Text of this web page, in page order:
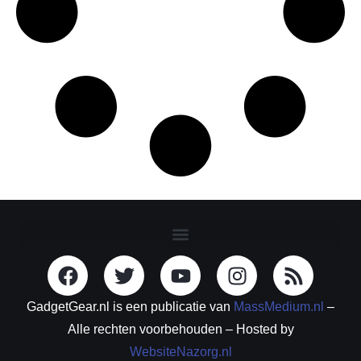
GadgetGear.nl is een publicatie van MassMedium.nl –
Alle rechten voorbehouden – Hosted by
WebsiteNazorg.nl